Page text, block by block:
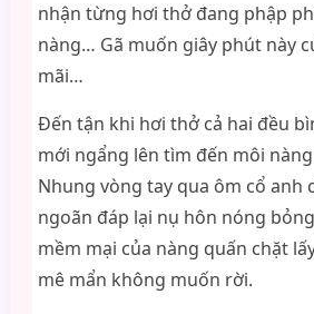
nhận từng hơi thở đang phập
nàng… Gã muốn giây phút này
mãi…
Đến tận khi hơi thở cả hai đều
mới ngẩng lên tìm đến môi
Nhung vòng tay qua ôm cổ anh
ngoãn đáp lại nụ hôn nóng
mềm mại của nàng quấn chặt
mê mẩn không muốn rời.